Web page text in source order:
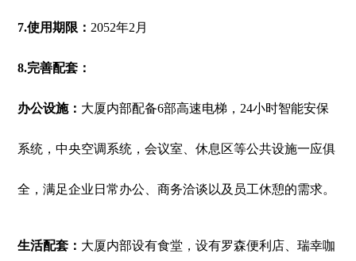
7.使用期限： 2052年2月
8.完善配套：
办公设施： 大厦内部配备6部高速电梯，24小时智能安保
系统，中央空调系统，会议室、休息区等公共设施一应俱
全，满足企业日常办公、商务洽谈以及员工休憩的需求。
生活配套： 大厦内部设有食堂，设有罗森便利店、瑞幸咖